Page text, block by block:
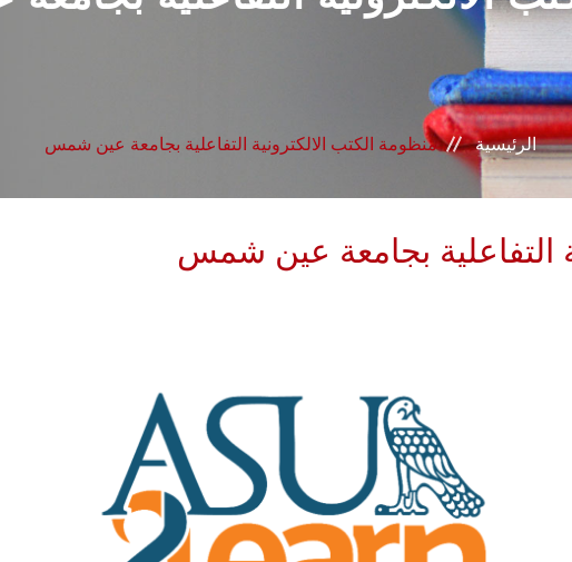
الرئيسية منظومة الكتب الالكترونية التفاعلية بجامعة عين شمس
التفاعلية بجامعة عين شمس